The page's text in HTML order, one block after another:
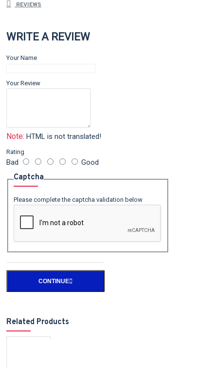
REVIEWS
WRITE A REVIEW
Your Name
Your Review
Note: HTML is not translated!
Rating
Bad Good
Captcha
Please complete the captcha validation below
CONTINUE
Related Products